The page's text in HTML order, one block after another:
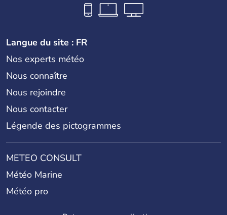
Langue du site : FR
Nos experts météo
Nous connaître
Nous rejoindre
Nous contacter
Légende des pictogrammes
METEO CONSULT
Météo Marine
Météo pro